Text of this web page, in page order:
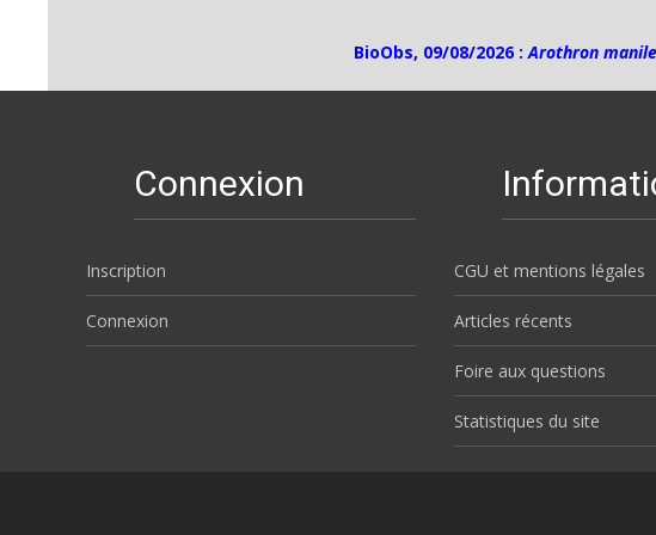
BioObs, 09/08/2026 : Arothron
Connexion
Inscription
Connexion
CGU et mentions légales
Articles récents
Foire aux questions
Statistiques du site